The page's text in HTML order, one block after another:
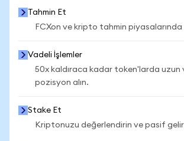
Tahmin Et
FCXon ve kripto tahmin piyasalarında
Vadeli İşlemler
50x kaldıraca kadar token'larda uzun
pozisyon alın.
Stake Et
Kriptonuzu değerlendirin ve pasif